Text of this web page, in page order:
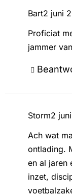
Bart2 juni
Proficiat
jammer
Storm2
Ach wat
ontlading.
en al jaren
inzet,